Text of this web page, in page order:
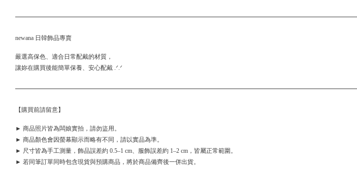
newana 日韓飾品專賣
嚴選高保色、適合日常配戴的材質，
讓妳在購買後能簡單保養、安心配戴 .ᐟ.ᐟ
【購買前請留意】
► 商品照片皆為闆娘實拍，請勿盜用。
► 商品顏色會因螢幕顯示而略有不同，請以實品為準。
► 尺寸皆為手工測量，飾品誤差約 0.5–1 cm、服飾誤差約 1–2 cm，皆屬正常範圍。
► 若同筆訂單同時包含現貨與預購商品，將於商品備齊後一併出貨。